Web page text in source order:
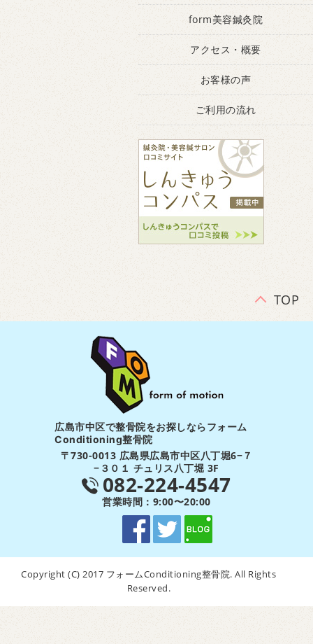
form美容鍼灸院
アクセス・概要
お客様の声
ご利用の流れ
TOP
広島市中区で整骨院をお探しならフォーム
Conditioning整骨院
〒730-0013 広島県広島市中区八丁堀6−７
−３０１ チュリス八丁堀 3F
082-224-4547
営業時間：9:00〜20:00
Copyright (C) 2017 フォームConditioning整骨院. All Rights
Reserved.